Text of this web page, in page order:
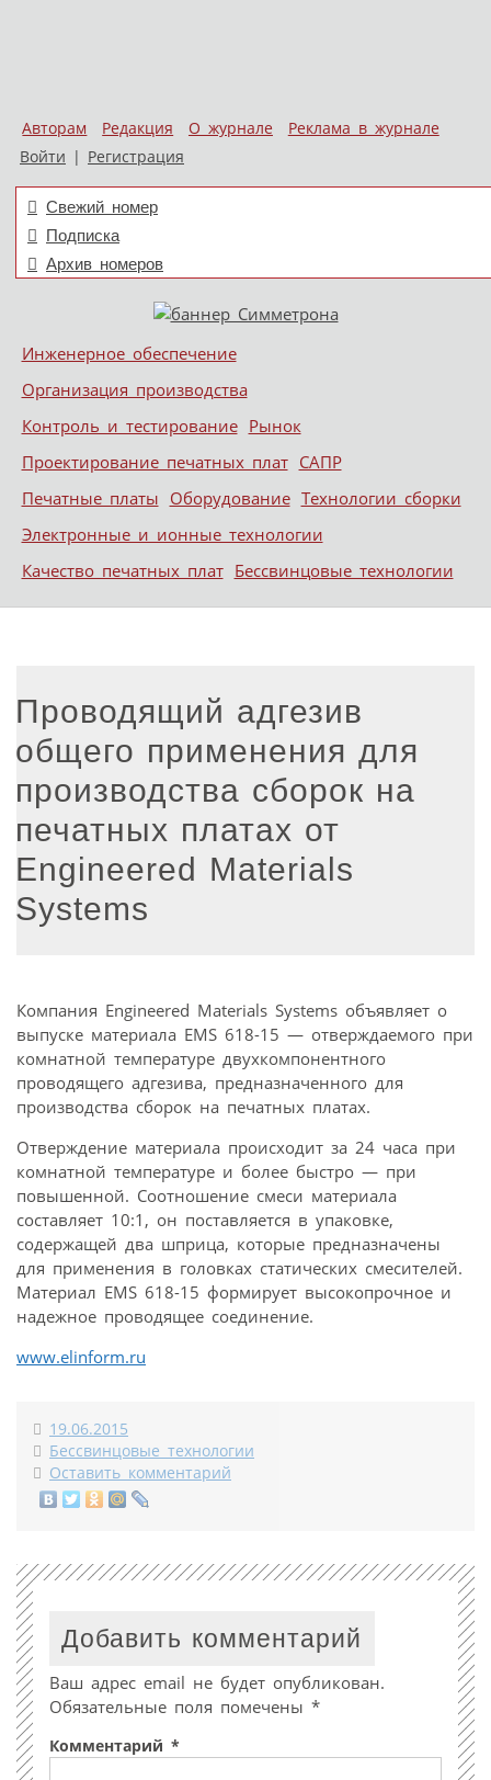
Авторам Редакция О журнале
Реклама в журнале
Войти | Регистрация
Свежий номер
Подписка
Архив номеров
Меню
Skip to content
Инженерное обеспечение
Организация производства
Контроль и тестирование Рынок
Проектирование печатных плат САПР
Печатные платы Оборудование Технологии сборки
Электронные и ионные технологии
Качество печатных плат Бессвинцовые технологии
Проводящий адгезив
общего применения для
производства сборок на
печатных платах от
Engineered Materials
Systems
Компания Engineered Materials Systems объявляет о
выпуске материала EMS 618-15 — отверждаемого при
комнатной температуре двухкомпонентного
проводящего адгезива, предназначенного для
производства сборок на печатных платах.
Отверждение материала происходит за 24 часа при
комнатной температуре и более быстро — при
повышенной. Соотношение смеси материала
составляет 10:1, он поставляется в упаковке,
содержащей два шприца, которые предназначены
для применения в головках статических смесителей.
Материал EMS 618-15 формирует высокопрочное и
надежное проводящее соединение.
www.elinform.ru
19.06.2015
Бессвинцовые технологии
Оставить комментарий
Добавить комментарий
Ваш адрес email не будет опубликован.
Обязательные поля помечены *
Комментарий *